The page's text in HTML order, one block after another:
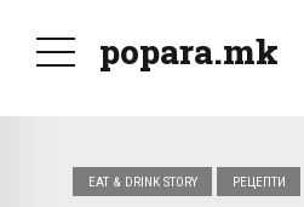
popara.mk
EAT & DRINK STORY РЕЦЕПТИ